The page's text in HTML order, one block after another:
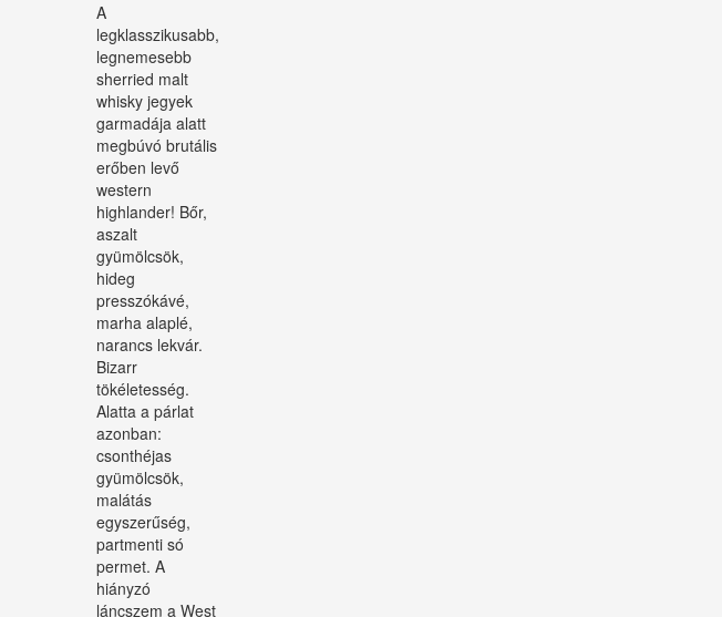
A
legklasszikusabb,
legnemesebb
sherried malt
whisky jegyek
garmadája alatt
megbúvó brutális
erőben levő
western
highlander! Bőr,
aszalt
gyümölcsök,
hideg
presszókávé,
marha alaplé,
narancs lekvár.
Bizarr
tökéletesség.
Alatta a párlat
azonban:
csonthéjas
gyümölcsök,
malátás
egyszerűség,
partmenti só
permet. A
hiányzó
láncszem a West